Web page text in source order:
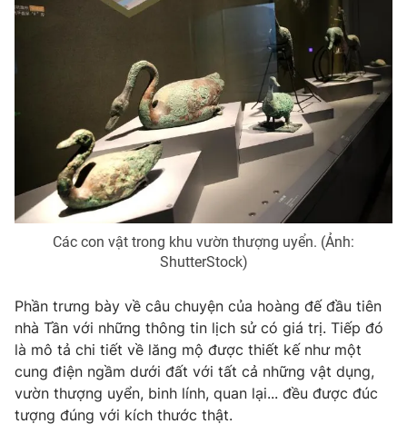
THỜI BÁO VTV
Theo dõi báo trên
Đài Truyền hình Việt Nam
Giấy phép hoạt động báo in và báo điện tử số 483/GP-BTTTT
cấp ngày 29/12/2023
Tổng Biên tập:Vũ Thanh Thủy
Phó Tổng Biên tập:
Nguyễn Thị Mỹ Hạnh, Phạm Quốc Thắng,
Nguyễn Trọng Ninh
Tổng đài VTV: 024.38 355 931 - 024.38 355 932
Các con vật trong khu vườn thượng uyển. (Ảnh:
ShutterStock)
Phần trưng bày về câu chuyện của hoàng đế đầu tiên
nhà Tần với những thông tin lịch sử có giá trị. Tiếp đó
là mô tả chi tiết về lăng mộ được thiết kế như một
cung điện ngầm dưới đất với tất cả những vật dụng,
vườn thượng uyển, binh lính, quan lại... đều được đúc
tượng đúng với kích thước thật.